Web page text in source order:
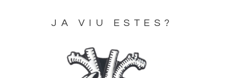
JA VIU ESTES?